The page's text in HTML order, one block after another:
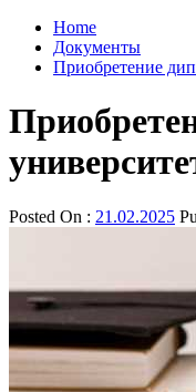
Home
Документы
Приобретение
Posted On : 21.02.2025